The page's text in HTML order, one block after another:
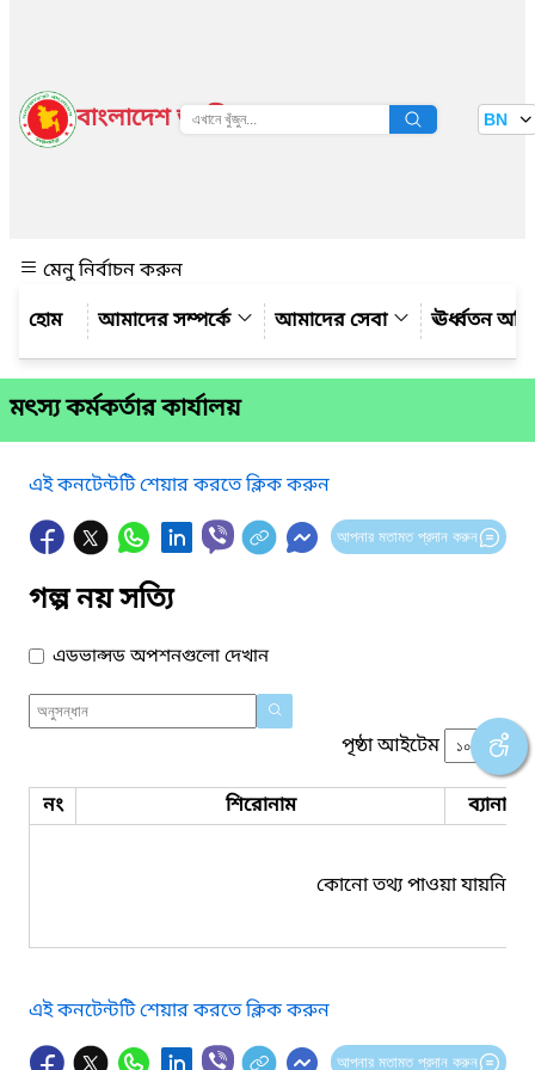
বাংলাদেশ জাতীয় তথ্য বাতায়ন BN
মেনু নির্বাচন করুন
আমাদের সম্পর্কে
আমাদের সেবা ঊর্ধ্বতন
মৎস্য কর্মকর্তার কার্যালয়
এই কনটেন্টটি শেয়ার করতে ক্লিক করুন
আপনার মতামত প্রদান করুন
গল্প নয় সত্যি
এডভান্সড অপশনগুলো দেখান
পৃষ্ঠা আইটেম
নং শিরোনাম ব্যানার
কোনো তথ্য পাওয়া যায়নি।
এই কনটেন্টটি শেয়ার করতে ক্লিক করুন
আপনার মতামত প্রদান করুন